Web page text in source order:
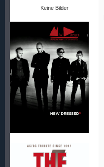
Keine Bilder